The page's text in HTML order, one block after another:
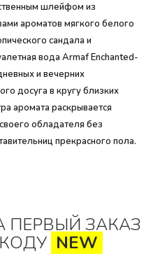
шлейфом из
ароматов мягкого белого
сандала и
вода Armaf Enchanted-
и вечерних
досуга в кругу близких
аромата раскрывается
обладателя без
прекрасного пола.
ПЕРВЫЙ ЗАКАЗ
NEW